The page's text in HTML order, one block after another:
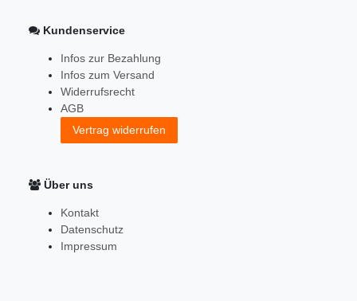
Kundenservice
Infos zur Bezahlung
Infos zum Versand
Widerrufsrecht
AGB
Vertrag widerrufen
Über uns
Kontakt
Datenschutz
Impressum